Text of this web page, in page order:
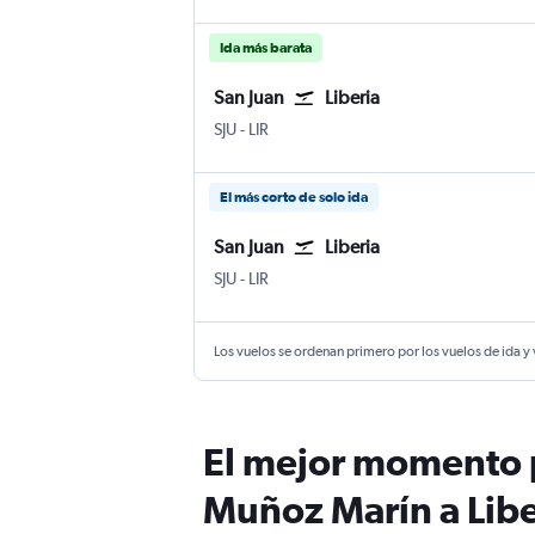
Ida más barata
San Juan Liberia
SJUSan Juan Internacional Luis Muñoz Marín
- LIR
El más corto de solo ida
San Juan Liberia
SJUSan Juan Internacional Luis Muñoz Marín
- LIR
Los vuelos se ordenan primero por los vuelos de ida
El mejor momento
Muñoz Marín a